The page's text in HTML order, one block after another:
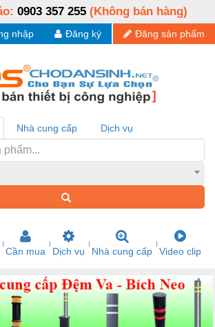
0903 357 255 (Không bán hàng)
Đăng sản phẩm
Đăng ký
nhập
Nhà cung cấp Dịch vụ
Cần mua Dịch vụ Nhà cung cấp Video clip